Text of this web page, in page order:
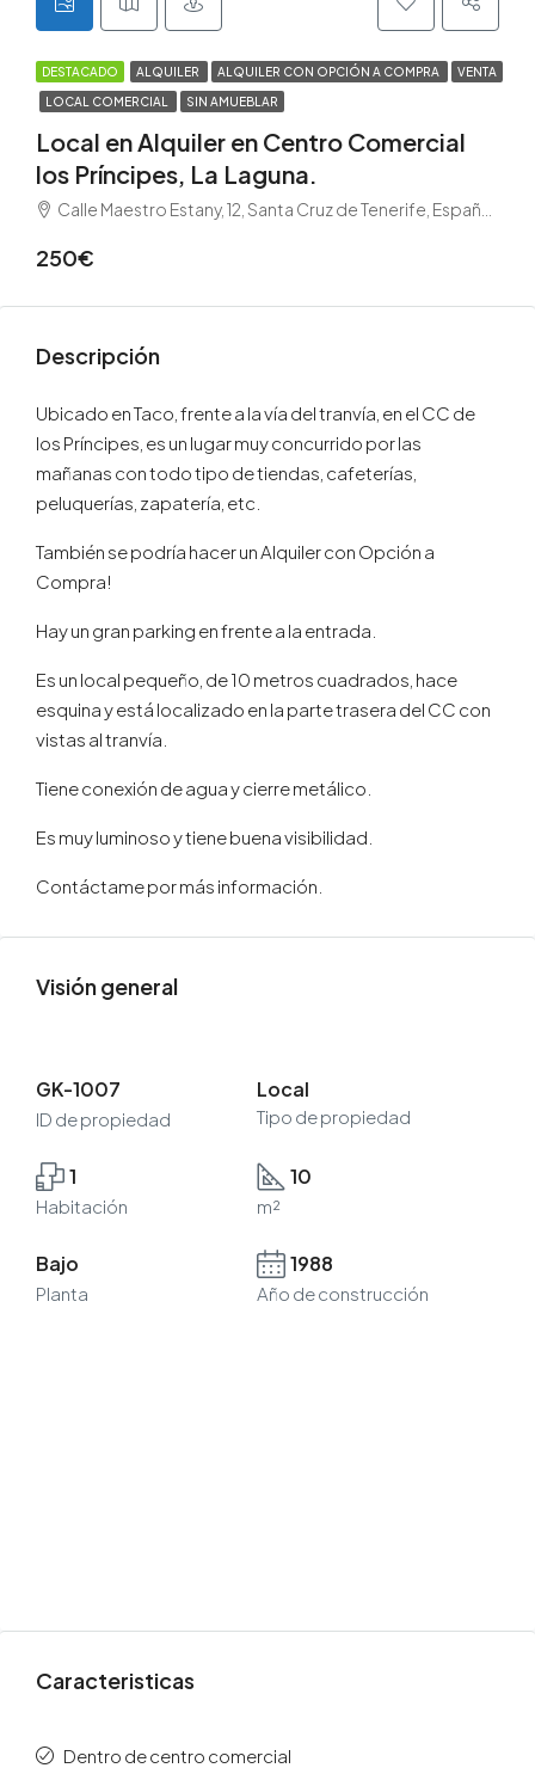
DESTACADO ALQUILER ALQUILER CON OPCIÓN A COMPRA VENTA
LOCAL COMERCIAL SIN AMUEBLAR
Local en Alquiler en Centro Comercial
los Príncipes, La Laguna.
Calle Maestro Estany, 12, Santa Cruz de Tenerife, España, Tenerife, La Laguna, Taco, La Laguna, Tenerife Norte
250€
Descripción
Ubicado en Taco, frente a la vía del tranvía, en el CC de
los Príncipes, es un lugar muy concurrido por las
mañanas con todo tipo de tiendas, cafeterías,
peluquerías, zapatería, etc.
También se podría hacer un Alquiler con Opción a
Compra!
Hay un gran parking en frente a la entrada.
Es un local pequeño, de 10 metros cuadrados, hace
esquina y está localizado en la parte trasera del CC con
vistas al tranvía.
Tiene conexión de agua y cierre metálico.
Es muy luminoso y tiene buena visibilidad.
Contáctame por más información.
Visión general
GK-1007
ID de propiedad
Local
Tipo de propiedad
1
Habitación
10
m²
Bajo
Planta
1988
Año de construcción
Caracteristicas
Dentro de centro comercial